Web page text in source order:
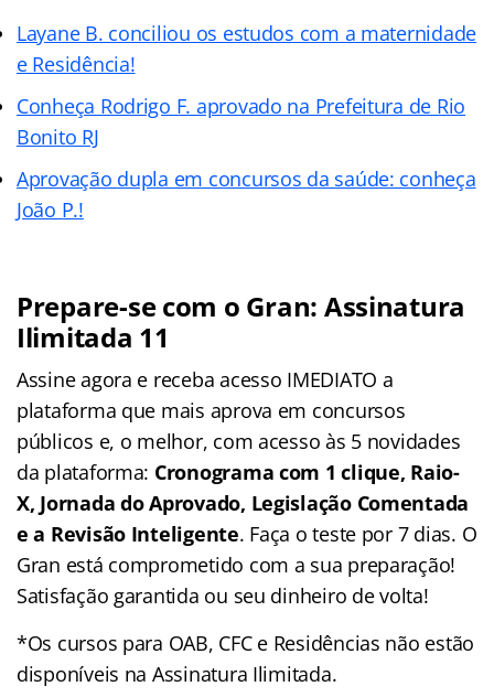
Layane B. conciliou os estudos com a maternidade
e Residência!
Conheça Rodrigo F. aprovado na Prefeitura de Rio
Bonito RJ
Aprovação dupla em concursos da saúde: conheça
João P.!
Prepare-se com o Gran: Assinatura
Ilimitada 11
Assine agora e receba acesso IMEDIATO a
plataforma que mais aprova em concursos
públicos e, o melhor, com acesso às 5 novidades
da plataforma: Cronograma com 1 clique, Raio-
X, Jornada do Aprovado, Legislação Comentada
e a Revisão Inteligente. Faça o teste por 7 dias. O
Gran está comprometido com a sua preparação!
Satisfação garantida ou seu dinheiro de volta!
*Os cursos para OAB, CFC e Residências não estão
disponíveis na Assinatura Ilimitada.